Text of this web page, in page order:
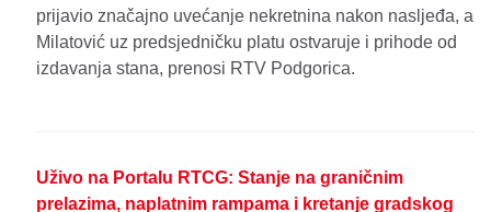
prijavio značajno uvećanje nekretnina nakon nasljeđa, a
Milatović uz predsjedničku platu ostvaruje i prihode od
izdavanja stana, prenosi RTV Podgorica.
Uživo na Portalu RTCG: Stanje na graničnim
prelazima, naplatnim rampama i kretanje gradskog